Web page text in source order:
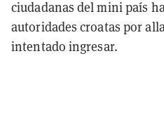
ciudadanas del mini país
autoridades croatas por
intentado ingresar.